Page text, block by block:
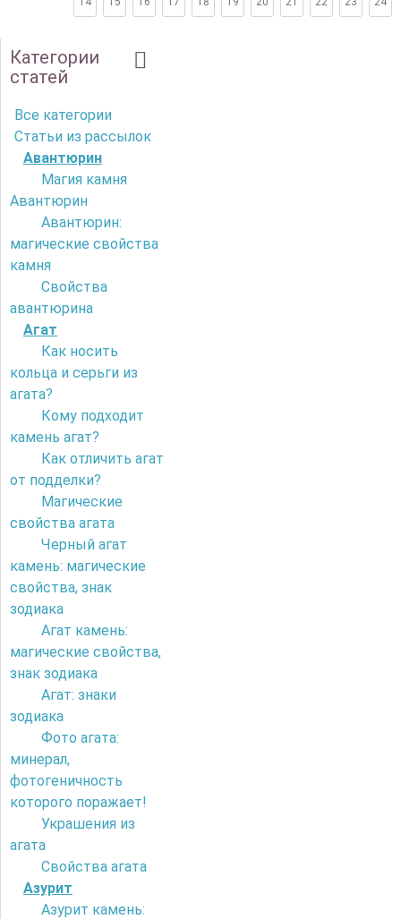
Категории
статей
Все категории
Статьи из рассылок
Авантюрин
Магия камня
Авантюрин
Авантюрин:
магические свойства
камня
Свойства
авантюрина
Агат
Как носить
кольца и серьги из
агата?
Кому подходит
камень агат?
Как отличить агат
от подделки?
Магические
свойства агата
Черный агат
камень: магические
свойства, знак
зодиака
Агат камень:
магические свойства,
знак зодиака
Агат: знаки
зодиака
Фото агата:
минерал,
фотогеничность
которого поражает!
Украшения из
агата
Свойства агата
Азурит
Азурит камень: